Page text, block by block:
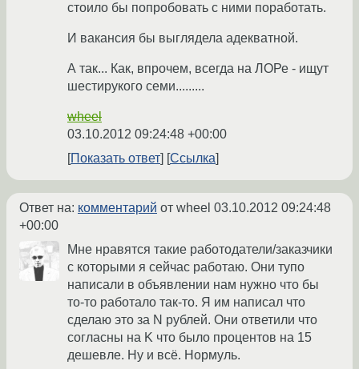
стоило бы попробовать с ними поработать.
И вакансия бы выглядела адекватной.
А так... Как, впрочем, всегда на ЛОРе - ищут
шестирукого семи.........
wheel
03.10.2012 09:24:48 +00:00
Показать ответ
Ссылка
Ответ на: комментарий от wheel 03.10.2012 09:24:48
+00:00
Мне нравятся такие работодатели/заказчики
с которыми я сейчас работаю. Они тупо
написали в объявлении нам нужно что бы
то-то работало так-то. Я им написал что
сделаю это за N рублей. Они ответили что
согласны на K что было процентов на 15
дешевле. Ну и всё. Нормуль.